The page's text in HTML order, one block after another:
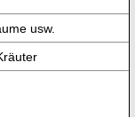
usw.